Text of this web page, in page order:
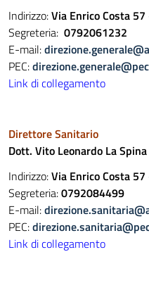
Indirizzo:Via Enrico Costa
Segreteria: 0792061232
E-mail:
PEC:
Link di collegamento
Direttore Sanitario
Dott. Vito Leonardo La Spina
Indirizzo:Via Enrico Costa
Segreteria:0792084499
E-mail:
PEC:
Link di collegamento